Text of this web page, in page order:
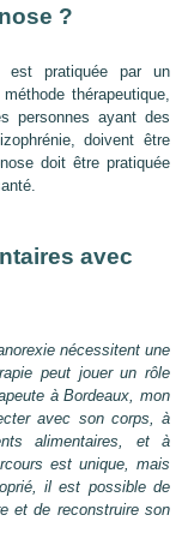
?
est pratiquée par un
thérapeutique,
personnes ayant des
doivent être
doit être pratiquée
avec
nécessitent une
peut jouer un rôle
à Bordeaux, mon
avec son corps, à
alimentaires, et à
est unique, mais
il est possible de
et de reconstruire son